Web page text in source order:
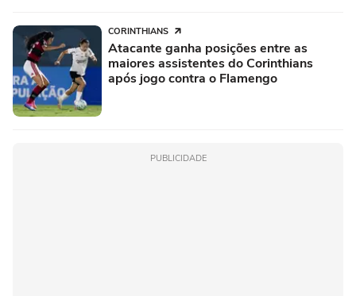
CORINTHIANS
Atacante ganha posições entre as
maiores assistentes do Corinthians
após jogo contra o Flamengo
PUBLICIDADE